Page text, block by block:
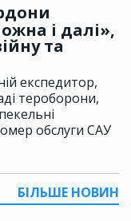
і далі»,
та
експедитор,
тероборони,
обслуги САУ
БІЛЬШЕ НОВИН